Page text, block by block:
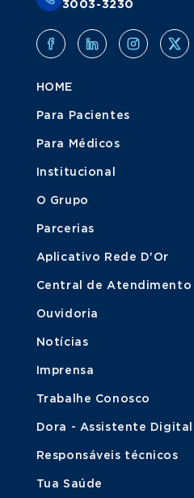
3003-3230
HOME
Para Pacientes
Para Médicos
Institucional
O Grupo
Parcerias
Aplicativo Rede D'Or
Central de Atendimento
Ouvidoria
Notícias
Imprensa
Trabalhe Conosco
Dora - Assistente Digital
Responsáveis técnicos
Tua Saúde